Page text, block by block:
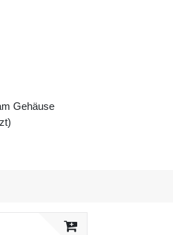
Gehäuse